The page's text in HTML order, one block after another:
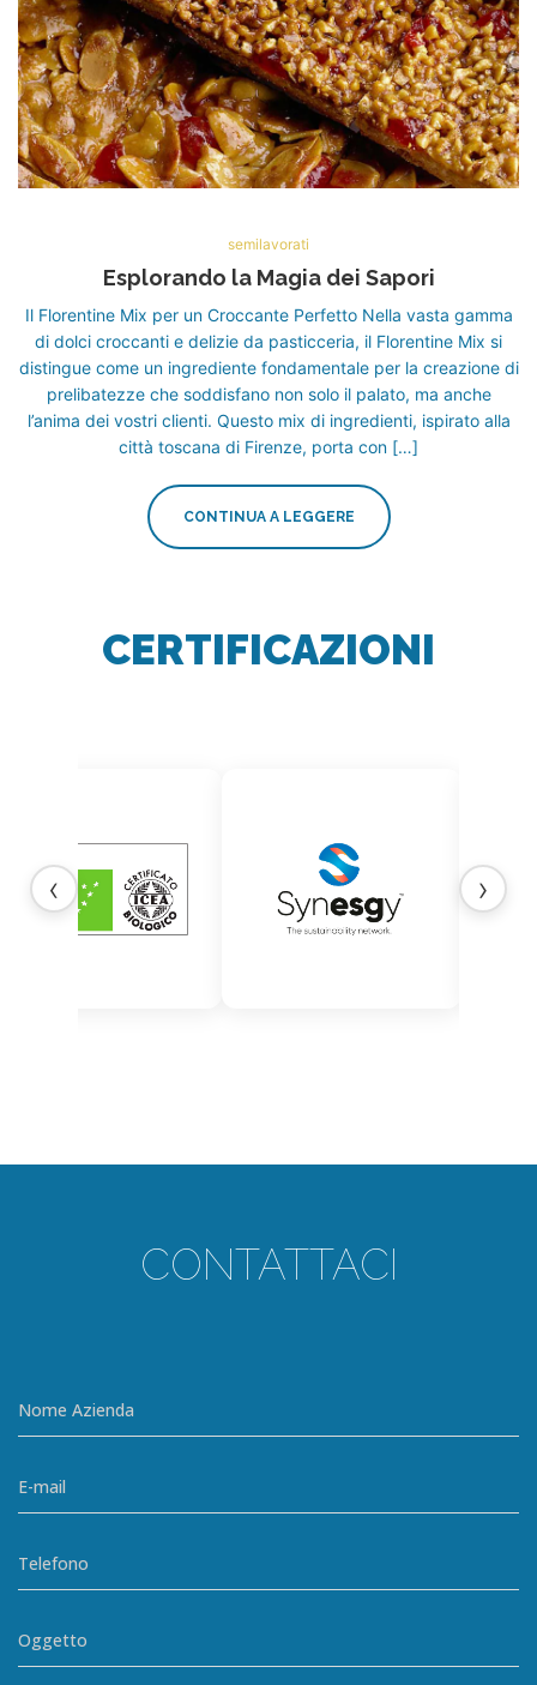
semilavorati
Esplorando la Magia dei Sapori
Il Florentine Mix per un Croccante Perfetto Nella vasta gamma
di dolci croccanti e delizie da pasticceria, il Florentine Mix si
distingue come un ingrediente fondamentale per la creazione di
prelibatezze che soddisfano non solo il palato, ma anche
l’anima dei vostri clienti. Questo mix di ingredienti, ispirato alla
città toscana di Firenze, porta con […]
CONTINUA A LEGGERE
CERTIFICAZIONI
‹ ›
CONTATTACI